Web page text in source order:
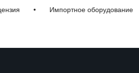
• Импортное оборудование •